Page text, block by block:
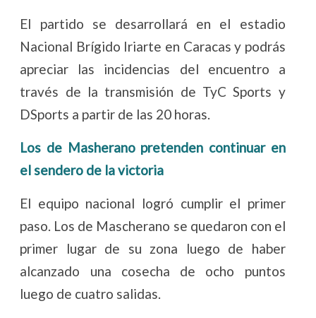
El partido se desarrollará en el estadio
Nacional Brígido Iriarte en Caracas y podrás
apreciar las incidencias del encuentro a
través de la transmisión de TyC Sports y
DSports a partir de las 20 horas.
Los de Masherano pretenden continuar en
el sendero de la victoria
El equipo nacional logró cumplir el primer
paso. Los de Mascherano se quedaron con el
primer lugar de su zona luego de haber
alcanzado una cosecha de ocho puntos
luego de cuatro salidas.